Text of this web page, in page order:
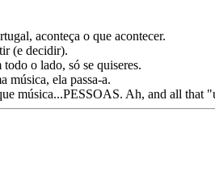
aconteça o que acontecer.
(e decidir).
o lado, só se quiseres.
música, ela passa-a.
música...PESSOAS. Ah, and all that